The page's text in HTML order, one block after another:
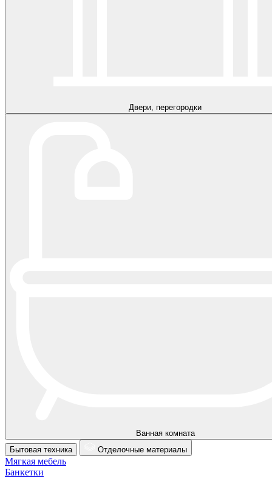
Двери, перегородки
Ванная комната
Бытовая техника
Отделочные материалы
Мягкая мебель
Банкетки